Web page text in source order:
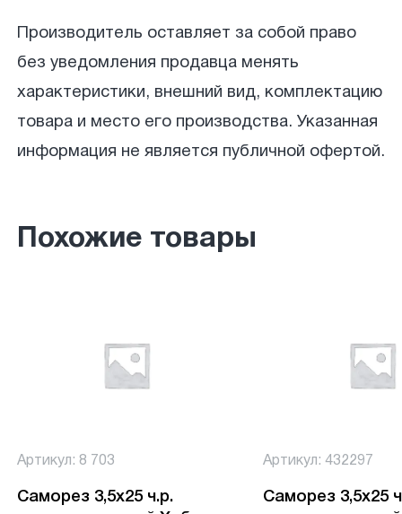
Производитель оставляет за собой право
без уведомления продавца менять
характеристики, внешний вид, комплектацию
товара и место его производства. Указанная
информация не является публичной офертой.
Похожие товары
Артикул: 8 703
Саморез 3,5х25 ч.р.
Артикул: 432297
Саморез 3,5х25